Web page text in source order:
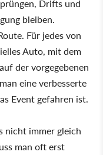
Drifts und
bleiben.
Für jedes von
Auto, mit dem
der vorgegebenen
eine verbesserte
Event gefahren ist.
nicht immer gleich
man oft erst